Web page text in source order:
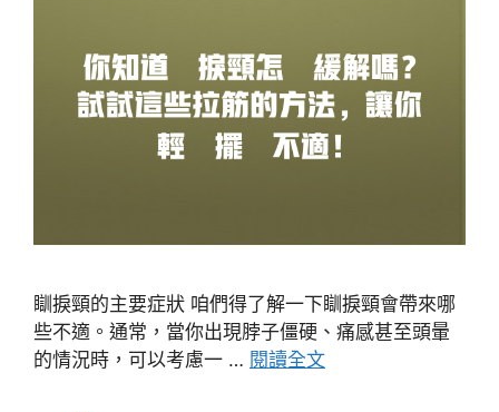
瞓捩頸的主要症狀 咱們得了解一下瞓捩頸會帶來哪
些不適。通常，當你出現脖子僵硬、痛感甚至頭暈
的情況時，可以考慮一 … 閱讀全文